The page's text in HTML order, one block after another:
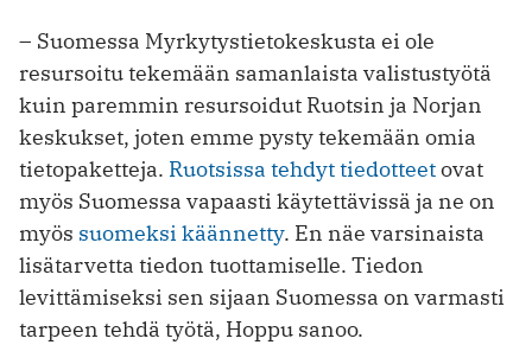
– Suomessa Myrkytystietokeskusta ei ole
resursoitu tekemään samanlaista valistustyötä
kuin paremmin resursoidut Ruotsin ja Norjan
keskukset, joten emme pysty tekemään omia
tietopaketteja. Ruotsissa tehdyt tiedotteetovat
myös Suomessa vapaasti käytettävissä ja ne on
myös suomeksi käännetty. En näe varsinaista
lisätarvetta tiedon tuottamiselle. Tiedon
levittämiseksi sen sijaan Suomessa on varmasti
tarpeen tehdä työtä, Hoppu sanoo.